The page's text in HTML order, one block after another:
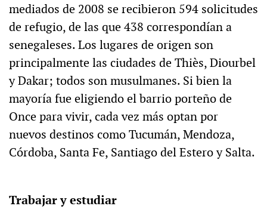
mediados de 2008 se recibieron 594 solicitudes
de refugio, de las que 438 correspondían a
senegaleses. Los lugares de origen son
principalmente las ciudades de Thiès, Diourbel
y Dakar; todos son musulmanes. Si bien la
mayoría fue eligiendo el barrio porteño de
Once para vivir, cada vez más optan por
nuevos destinos como Tucumán, Mendoza,
Córdoba, Santa Fe, Santiago del Estero y Salta.
Trabajar y estudiar